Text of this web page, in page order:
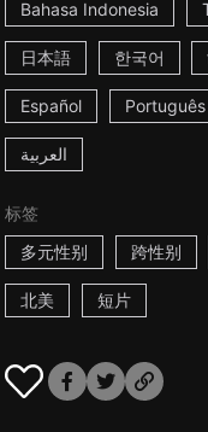
Bahasa Indonesia
日本語 한국어
Español Português
العربية
标签
多元性别
跨性别
北美 短片